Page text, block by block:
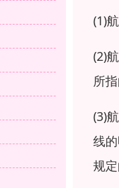
(1)
(2)
所
(3)
线
规